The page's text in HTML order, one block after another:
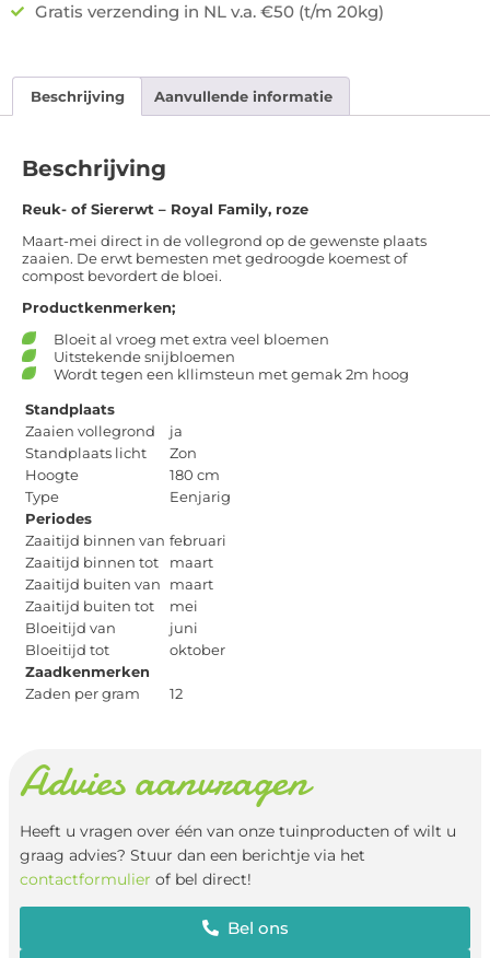
Gratis verzending in NL v.a. €50 (t/m 20kg)
Beschrijving Aanvullende informatie
Beschrijving
Reuk- of Siererwt – Royal Family, roze
Maart-mei direct in de vollegrond op de gewenste plaats
zaaien. De erwt bemesten met gedroogde koemest of
compost bevordert de bloei.
Productkenmerken;
Bloeit al vroeg met extra veel bloemen
Uitstekende snijbloemen
Wordt tegen een kllimsteun met gemak 2m hoog
Standplaats
Zaaien vollegrond
ja
Standplaats licht
Zon
Hoogte
180 cm
Type
Eenjarig
Periodes
Zaaitijd binnen van februari
Zaaitijd binnen tot
maart
Zaaitijd buiten van
maart
Zaaitijd buiten tot
mei
Bloeitijd van
juni
Bloeitijd tot
oktober
Zaadkenmerken
Zaden per gram
12
Advies aanvragen
Heeft u vragen over één van onze tuinproducten of wilt u
graag advies? Stuur dan een berichtje via het
contactformulier of bel direct!
Bel ons